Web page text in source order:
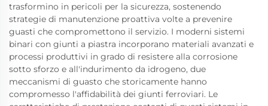
trasformino in pericoli per la sicurezza, sostenendo
strategie di manutenzione proattiva volte a prevenire
guasti che compromettono il servizio. I moderni sistemi
binari con giunti a piastra incorporano materiali avanzati e
processi produttivi in grado di resistere alla corrosione
sotto sforzo e all'indurimento da idrogeno, due
meccanismi di guasto che storicamente hanno
compromesso l'affidabilità dei giunti ferroviari. Le